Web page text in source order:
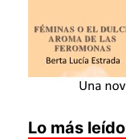
Lo más leído